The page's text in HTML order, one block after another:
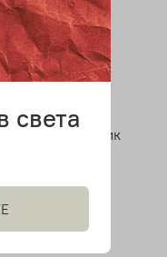
светильник
света